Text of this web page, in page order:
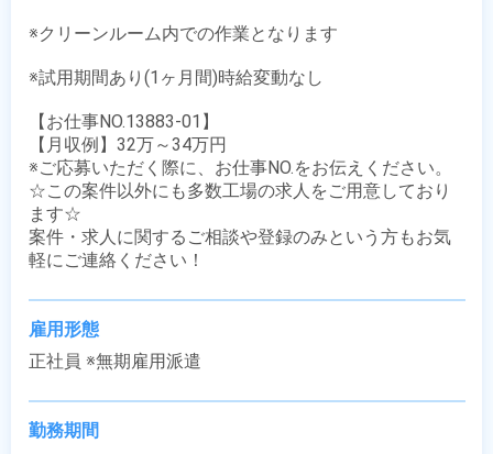
※クリーンルーム内での作業となります
※試用期間あり(1ヶ月間)時給変動なし
【お仕事NO.13883-01】
【月収例】32万～34万円
※ご応募いただく際に、お仕事NO.をお伝えください。
☆この案件以外にも多数工場の求人をご用意しており
ます☆
案件・求人に関するご相談や登録のみという方もお気
軽にご連絡ください！
雇用形態
正社員 ※無期雇用派遣
勤務期間